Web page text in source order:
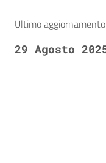
Ultimo aggiornamento
29 Agosto